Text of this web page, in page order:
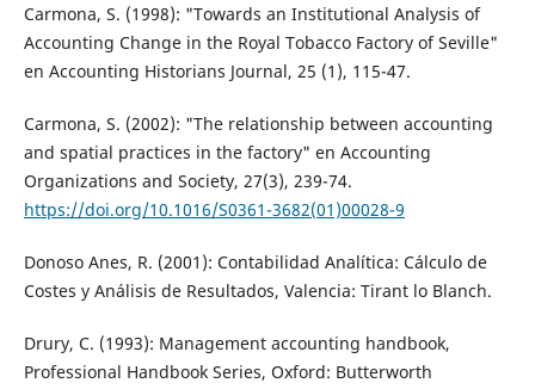
Carmona, S. (1998): "Towards an Institutional Analysis of
Accounting Change in the Royal Tobacco Factory of Seville"
en Accounting Historians Journal, 25 (1), 115-47.
Carmona, S. (2002): "The relationship between accounting
and spatial practices in the factory" en Accounting
Organizations and Society, 27(3), 239-74.
https://doi.org/10.1016/S0361-3682(01)00028-9
Donoso Anes, R. (2001): Contabilidad Analítica: Cálculo de
Costes y Análisis de Resultados, Valencia: Tirant lo Blanch.
Drury, C. (1993): Management accounting handbook,
Professional Handbook Series, Oxford: Butterworth